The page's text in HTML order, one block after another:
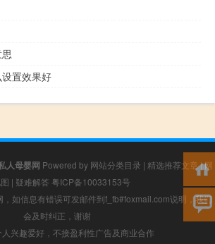
置效果好
人母婴网 Powered by 网站分类目录 | 精选推荐文章|网
| 疑难解答 粤ICP备10033153号
，如信息有错误可发邮件到f_fb#foxmail.com说明，我们
会及时纠正，谢谢
兴趣爱好，不接盈利性广告及商业合作